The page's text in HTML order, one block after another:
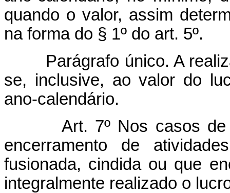
quando o valor, assim
na forma do § 1º do art. 5º.
Parágrafo único. A
se, inclusive, ao valor do
ano-calendário.
Art. 7º Nos casos
encerramento de
fusionada, cindida ou que
integralmente realizado o